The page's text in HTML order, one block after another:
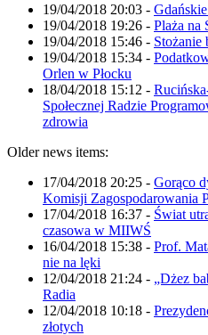
19/04/2018 20:03 -
19/04/2018 19:26 - Plaża na
19/04/2018 15:46 - Stożanie
19/04/2018 15:34 -
Orlen w Płocku
18/04/2018 15:12 -
Społecznej Radzie
zdrowia
Older news items:
17/04/2018 20:25 - Gorąco
Komisji Zagospodarowania
17/04/2018 16:37 - Świat
czasowa w MIIWŚ
16/04/2018 15:38 - Prof.
nie na lęki
12/04/2018 21:24 - „Dżez
Radia
12/04/2018 10:18 -
złotych